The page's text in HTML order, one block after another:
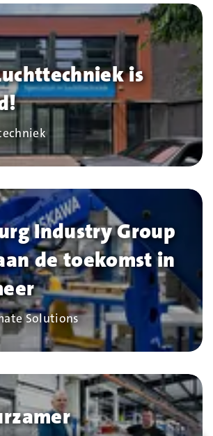
is
Industry Group
de toekomst in
Solutions